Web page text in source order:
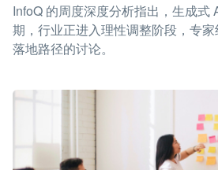
InfoQ 的周度深度分析指出，生成式
期，行业正进入理性调整阶段，专
落地路径的讨论。